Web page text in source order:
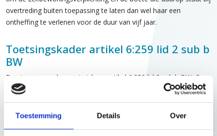
Toestemming Details Over
overtreding buiten toepassing te laten dan wel haar een
ontheffing te verlenen voor de duur van vijf jaar.
Toetsingskader artikel 6:259 lid 2 sub b
BW
De eigenaresse beroept zich op artikel 6:259 lid 2 sub b BW. Op
die grond kan de rechter de zelfbewoningsverplichting wijzigen of
beëindigen indien de woningcorporatie bij nakoming van de
zelfbewoningsverplichting geen redelijk belang meer heeft én het